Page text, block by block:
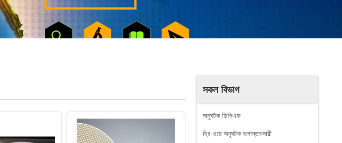
সকল বিভাগ
অনুঘটক ডিপিএফ
থ্রি ওয়ে অনুঘটক রূপান্তরকারী